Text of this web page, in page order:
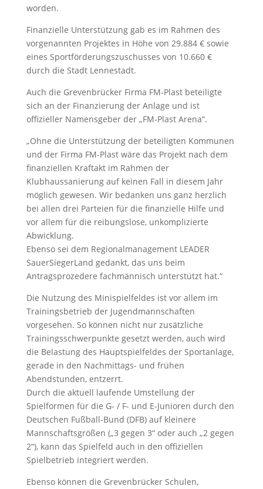
worden.
Finanzielle Unterstützung gab es im Rahmen des
vorgenannten Projektes in Höhe von 29.884 € sowie
eines Sportförderungszuschusses von 10.660 €
durch die Stadt Lennestadt.
Auch die Grevenbrücker Firma FM-Plast beteiligte
sich an der Finanzierung der Anlage und ist
offizieller Namensgeber der „FM-Plast Arena“.
„Ohne die Unterstützung der beteiligten Kommunen
und der Firma FM-Plast wäre das Projekt nach dem
finanziellen Kraftakt im Rahmen der
Klubhaussanierung auf keinen Fall in diesem Jahr
möglich gewesen. Wir bedanken uns ganz herzlich
bei allen drei Parteien für die finanzielle Hilfe und
vor allem für die reibungslose, unkomplizierte
Abwicklung.
Ebenso sei dem Regionalmanagement LEADER
SauerSiegerLand gedankt, das uns beim
Antragsprozedere fachmännisch unterstützt hat.“
Die Nutzung des Minispielfeldes ist vor allem im
Trainingsbetrieb der Jugendmannschaften
vorgesehen. So können nicht nur zusätzliche
Trainingsschwerpunkte gesetzt werden, auch wird
die Belastung des Hauptspielfeldes der Sportanlage,
gerade in den Nachmittags- und frühen
Abendstunden, entzerrt.
Durch die aktuell laufende Umstellung der
Spielformen für die G- / F- und E-Junioren durch den
Deutschen Fußball-Bund (DFB) auf kleinere
Mannschaftsgrößen („3 gegen 3“ oder auch „2 gegen
2“), kann das Spielfeld auch in den offiziellen
Spielbetrieb integriert werden.
Ebenso können die Grevenbrücker Schulen,